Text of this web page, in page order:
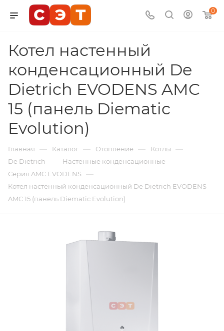
0
Котел настенный
конденсационный De
Dietrich EVODENS AMC
15 (панель Diematic
Evolution)
Главная — Каталог — Отопление — Котлы —
De Dietrich — Настенные конденсационные —
Серия AMC EVODENS —
Котел настенный конденсационный De Dietrich EVODENS
AMC 15 (панель Diematic Evolution)